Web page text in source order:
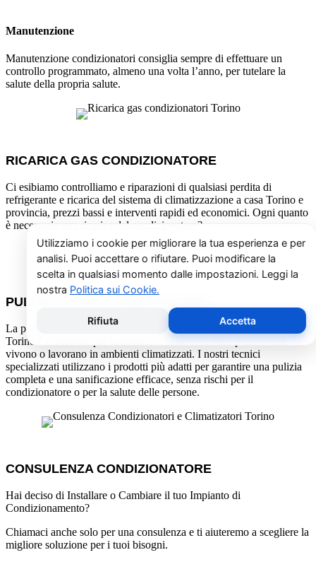
Manutenzione
Manutenzione condizionatori consiglia sempre di effettuare un
controllo programmato, almeno una volta l’anno, per tutelare la
salute della propria salute.
RICARICA GAS CONDIZIONATORE
Ci esibiamo controlliamo e riparazioni di qualsiasi perdita di
refrigerante e ricarica del sistema di climatizzazione a casa Torino e
provincia, prezzi bassi e interventi rapidi ed economici. Ogni quanto
è necessaria una ricarica del condizionatore?
PULIZIA FILTRI E SANIFICAZIONE
La pulizia dei filtri e la sanificazione dei condizionatori Aermec a
Torino è essenziale per la salute e il benessere delle persone che
vivono o lavorano in ambienti climatizzati. I nostri tecnici
specializzati utilizzano i prodotti più adatti per garantire una pulizia
completa e una sanificazione efficace, senza rischi per il
condizionatore o per la salute delle persone.
CONSULENZA CONDIZIONATORE
Hai deciso di Installare o Cambiare il tuo Impianto di
Condizionamento?
Chiamaci anche solo per una consulenza e ti aiuteremo a scegliere la
migliore soluzione per i tuoi bisogni.